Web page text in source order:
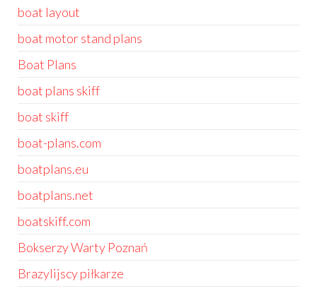
boat layout
boat motor stand plans
Boat Plans
boat plans skiff
boat skiff
boat-plans.com
boatplans.eu
boatplans.net
boatskiff.com
Bokserzy Warty Poznań
Brazylijscy piłkarze